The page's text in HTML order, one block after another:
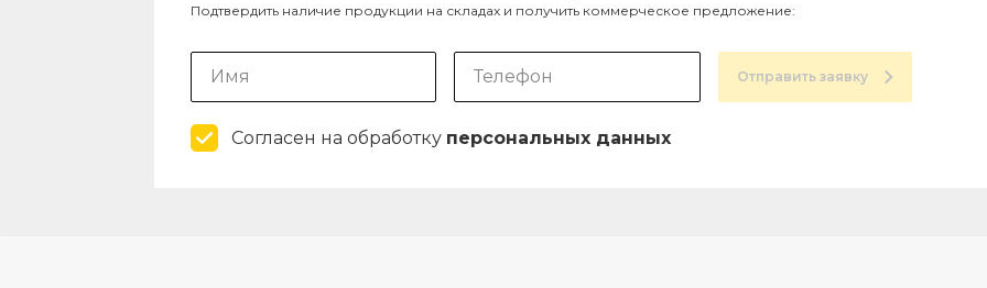
Подтвердить наличие продукции на складах и получить коммерческое предложение:
Отправить заявку
Согласен на обработку персональных данных